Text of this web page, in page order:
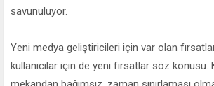
savunuluyor.
Yeni medya geliştiricileri için var olan
kullanıcılar için de yeni fırsatlar söz konusu.